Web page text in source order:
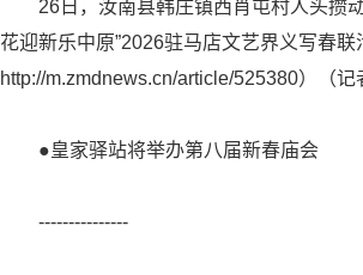
26日，汝南县韩庄镇西肖屯村人头攒
花迎新乐中原”2026驻马店文艺界义写春
http://m.zmdnews.cn/article/525380）（记
●皇家驿站将举办第八届新春庙会
---------------